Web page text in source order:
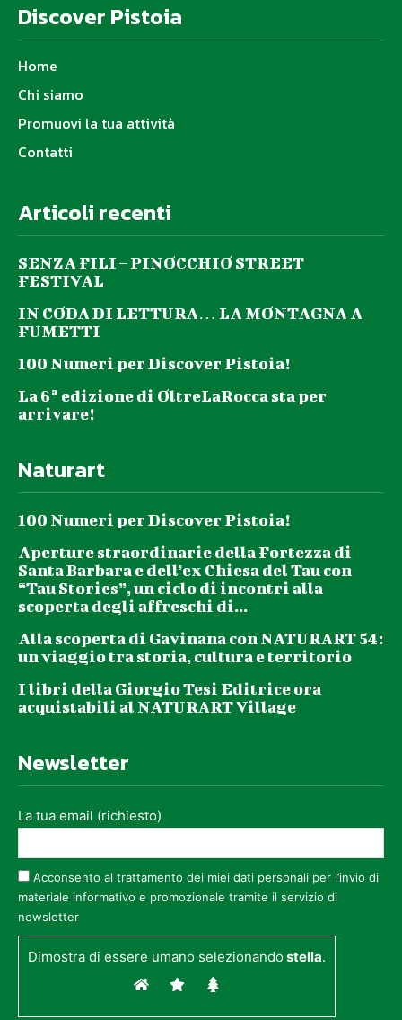
Discover Pistoia
Home
Chi siamo
Promuovi la tua attività
Contatti
Articoli recenti
SENZA FILI – PINOCCHIO STREET
FESTIVAL
IN CODA DI LETTURA… LA MONTAGNA A
FUMETTI
100 Numeri per Discover Pistoia!
La 6ª edizione di OltreLaRocca sta per
arrivare!
Naturart
100 Numeri per Discover Pistoia!
Aperture straordinarie della Fortezza di
Santa Barbara e dell’ex Chiesa del Tau con
“Tau Stories”, un ciclo di incontri alla
scoperta degli affreschi di...
Alla scoperta di Gavinana con NATURART 54:
un viaggio tra storia, cultura e territorio
I libri della Giorgio Tesi Editrice ora
acquistabili al NATURART Village
Newsletter
La tua email (richiesto)
Acconsento al trattamento dei miei dati personali per l’invio di
materiale informativo e promozionale tramite il servizio di
newsletter
Dimostra di essere umano selezionandostella.